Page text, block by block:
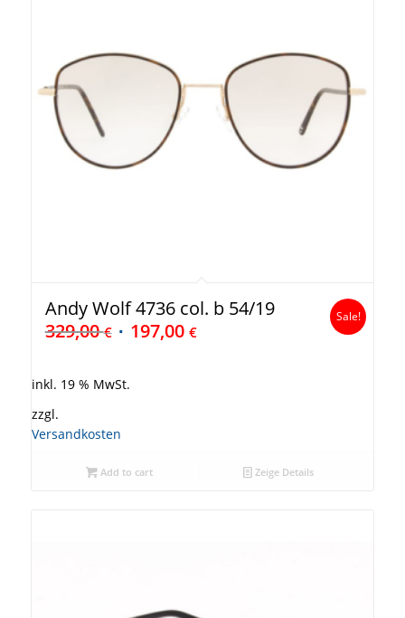
Andy Wolf 4736 col. b 54/19
329,00€ 197,00 €
Sale!
inkl. 19 % MwSt.
zzgl.
Versandkosten
Add to cart Zeige Details